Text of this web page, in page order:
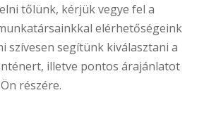
tőlünk, kérjük vegye fel a
elérhetőségeink
szívesen segítünk kiválasztani a
illetve pontos árajánlatot
részére.